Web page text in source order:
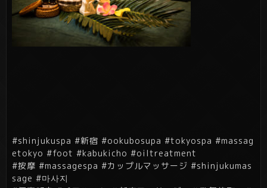
#shinjukuspa #新宿 #ookubosupa #tokyospa #massag
etokyo #foot #kabukicho #oiltreatment
#按摩 #massagespa #カップルマッサージ #shinjukumas
sage #마사지